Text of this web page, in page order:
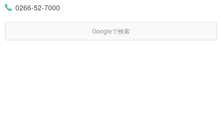
0266-52-7000
Googleで検索